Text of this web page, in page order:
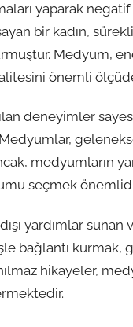
yaparak
bir kadın,
Medyum,
önemli ölçüde
deneyimler
medyumların
seçmek
yardımlar
bağlantı
hikayeler,